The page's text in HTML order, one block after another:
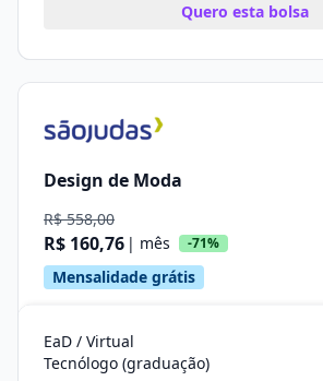
Quero esta bolsa
Design de Moda
R$ 558,00
R$ 160,76 | mês -71%
Mensalidade grátis
EaD / Virtual
Tecnólogo (graduação)